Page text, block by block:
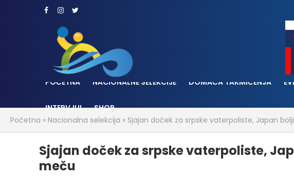
POČETNA NACIONALNE SELEKCIJE DOMAĆA TAKMIČENJA
INTERVJUI
SHOP
Početna » Nacionalna selekcija » Sjajan doček za srpske vaterpoliste, Japan
Sjajan doček za srpske vaterpoliste,
meču